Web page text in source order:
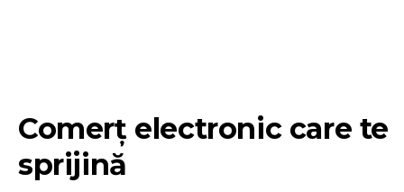
Comerț electronic care te
sprijină